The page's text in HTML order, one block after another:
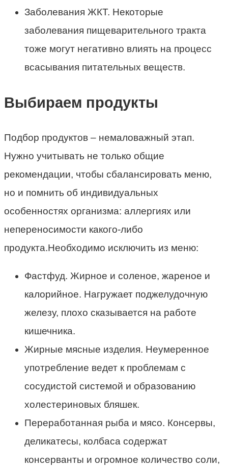
Заболевания ЖКТ. Некоторые
заболевания пищеварительного тракта
тоже могут негативно влиять на процесс
всасывания питательных веществ.
Выбираем продукты
Подбор продуктов – немаловажный этап.
Нужно учитывать не только общие
рекомендации, чтобы сбалансировать меню,
но и помнить об индивидуальных
особенностях организма: аллергиях или
непереносимости какого-либо
продукта.Необходимо исключить из меню:
Фастфуд. Жирное и соленое, жареное и
калорийное. Нагружает поджелудочную
железу, плохо сказывается на работе
кишечника.
Жирные мясные изделия. Неумеренное
употребление ведет к проблемам с
сосудистой системой и образованию
холестериновых бляшек.
Переработанная рыба и мясо. Консервы,
деликатесы, колбаса содержат
консерванты и огромное количество соли,